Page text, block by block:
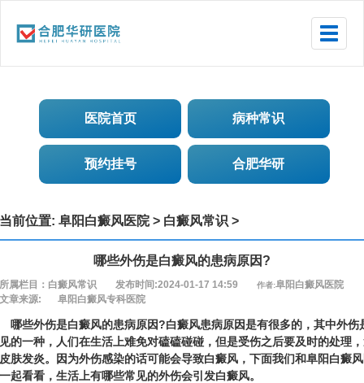
Toggle
医院首页 病种常识
预约挂号 合肥华研
当前位置:阜阳白癜风医院> 白癜风常识 >
哪些外伤是白癜风的患病原因?
所属栏目：白癜风常识 发布时间:2024-01-17 14:59 作者:阜阳白癜风医院
文章来源:
阜阳白癜风专科医院
哪些外伤是白癜风的患病原因?白癜风患病原因是有很多的，其中外伤
的一种，人们在生活上难免对磕磕碰碰，但是受伤之后要及时的处理
肤发炎。因为外伤感染的话可能会导致白癜风，下面我们和阜阳白癜
一起看看，生活上有哪些常见的外伤会引发白癜风。